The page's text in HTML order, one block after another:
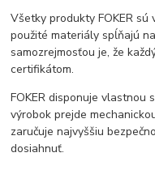
Všetky produkty FOKER
použité materiály spĺňajú
samozrejmosťou je, že
certifikátom.
FOKER disponuje vlastnou
výrobok prejde
zaručuje najvyššiu
dosiahnuť.